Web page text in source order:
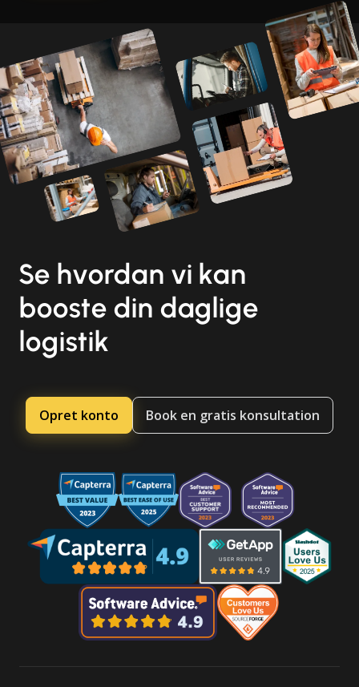
Se hvordan vi kan
booste din daglige
logistik
Opret konto Book en gratis konsultation